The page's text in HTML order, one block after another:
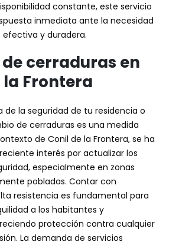
constante, este servicio
inmediata ante la necesidad
efectiva y duradera.
cerraduras en
la Frontera
de la seguridad de tu residencia o
de cerraduras es una medida
de Conil de la Frontera, se ha
interés por actualizar los
especialmente en zonas
pobladas. Contar con
resistencia es fundamental para
a los habitantes y
protección contra cualquier
La demanda de servicios